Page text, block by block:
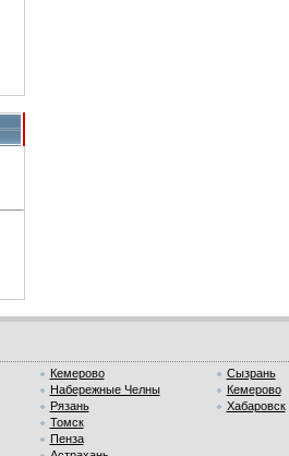
Кемерово
Набережные Челны
Рязань
Томск
Пенза
Сызрань
Кемерово
Хабаровск